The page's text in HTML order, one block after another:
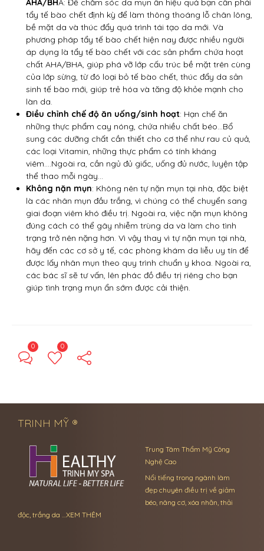
AHA/BHA: Để chăm sóc da mụn ẩn hiệu quả bạn cần phải
tẩy tế bào chết định kỳ để làm thông thoáng lỗ chân lông,
bề mặt da và thúc đẩy quá trình tái tạo da mới. Và
phương pháp tẩy tế bào chết hiện nay được nhiều người
áp dụng là tẩy tế bào chết với các sản phẩm chứa hoạt
chất AHA/BHA, giúp phá vỡ lớp cấu trúc bề mặt trên cùng
của lớp sừng, từ đó loại bỏ tế bào chết, thúc đẩy da sản
sinh tế bào mới, giúp trẻ hóa và tăng độ khỏe mạnh cho
làn da.
Điều chỉnh chế độ ăn uống/sinh hoạt: Hạn chế ăn
những thực phẩm cay nóng, chứa nhiều chất béo…Bổ
sung các dưỡng chất cần thiết cho cơ thể như rau củ quả,
các loại Vitamin, những thực phẩm có tính kháng
viêm….Ngoài ra, cần ngủ đủ giấc, uống đủ nước, luyện tập
thể thao mỗi ngày…
Không nặn mụn: Không nên tự nặn mụn tại nhà, đặc biệt
là các nhân mụn đầu trắng, vì chúng có thể chuyển sang
giai đoạn viêm khó điều trị. Ngoài ra, việc nặn mụn không
đúng cách có thể gây nhiễm trùng da và làm cho tình
trạng trở nên nặng hơn. Vì vậy thay vì tự nặn mụn tại nhà,
hãy đến các cơ sở y tế, các phòng khám da liễu uy tín để
được lấy nhân mụn theo quy trình chuẩn y khoa. Ngoài ra,
các bác sĩ sẽ tư vấn, lên phác đồ điều trị riêng cho bạn
giúp tình trạng mụn ẩn sớm được cải thiện.
0 0
TRINH MỸ ®
Trung Tâm Thẩm Mỹ Công
Nghệ Cao
Nổi tiếng trong ngành làm
đẹp chuyên điều trị về giảm
béo, nâng cơ, xóa nhăn, thải
độc, trắng da …XEM THÊM